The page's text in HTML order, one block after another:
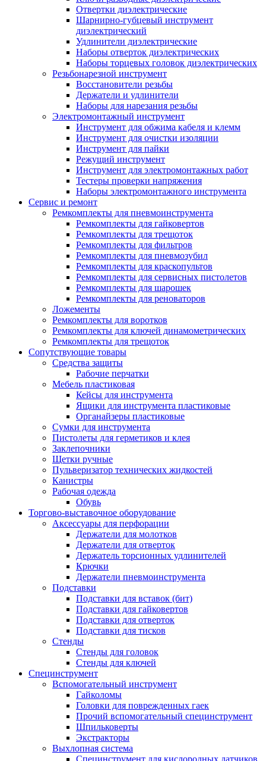
Отвертки диэлектрические
Шарнирно-губцевый инструмент
диэлектрический
Удлинители диэлектрические
Наборы отверток диэлектрических
Наборы торцевых головок диэлектрических
Резьбонарезной инструмент
Восстановители резьбы
Держатели и удлинители
Наборы для нарезания резьбы
Электромонтажный инструмент
Инструмент для обжима кабеля и клемм
Инструмент для очистки изоляции
Инструмент для пайки
Режущий инструмент
Инструмент для электромонтажных работ
Тестеры проверки напряжения
Наборы электромонтажного инструмента
Сервис и ремонт
Ремкомплекты для пневмоинструмента
Ремкомплекты для гайковертов
Ремкомплекты для трещоток
Ремкомплекты для фильтров
Ремкомплекты для пневмозубил
Ремкомплекты для краскопультов
Ремкомплекты для сервисных пистолетов
Ремкомплекты для шарошек
Ремкомплекты для реноваторов
Ложементы
Ремкомплекты для воротков
Ремкомплекты для ключей динамометрических
Ремкомплекты для трещоток
Сопутствующие товары
Средства защиты
Рабочие перчатки
Мебель пластиковая
Кейсы для инструмента
Ящики для инструмента пластиковые
Органайзеры пластиковые
Сумки для инструмента
Пистолеты для герметиков и клея
Заклепочники
Щетки ручные
Пульверизатор технических жидкостей
Канистры
Рабочая одежда
Обувь
Торгово-выставочное оборудование
Аксессуары для перфорации
Держатели для молотков
Держатели для отверток
Держатель торсионных удлинителей
Крючки
Держатели пневмоинструмента
Подставки
Подставки для вставок (бит)
Подставки для гайковертов
Подставки для отверток
Подставки для тисков
Стенды
Стенды для головок
Стенды для ключей
Специнструмент
Вспомогательный инструмент
Гайколомы
Головки для поврежденных гаек
Прочий вспомогательный специнструмент
Шпильковерты
Экстракторы
Выхлопная система
Специнструмент для кислородных датчиков